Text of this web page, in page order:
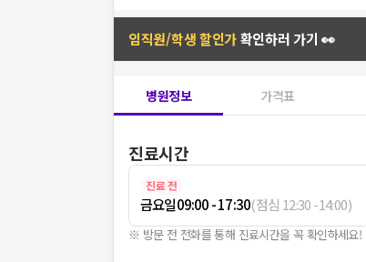
임직원/학생 할인가확인하러 가기 👀
병원정보 가격표
진료시간
진료 전
금요일09:00 - 17:30(점심 12:30-14:00)
※ 방문 전 전화를 통해 진료시간을 꼭 확인하세요!